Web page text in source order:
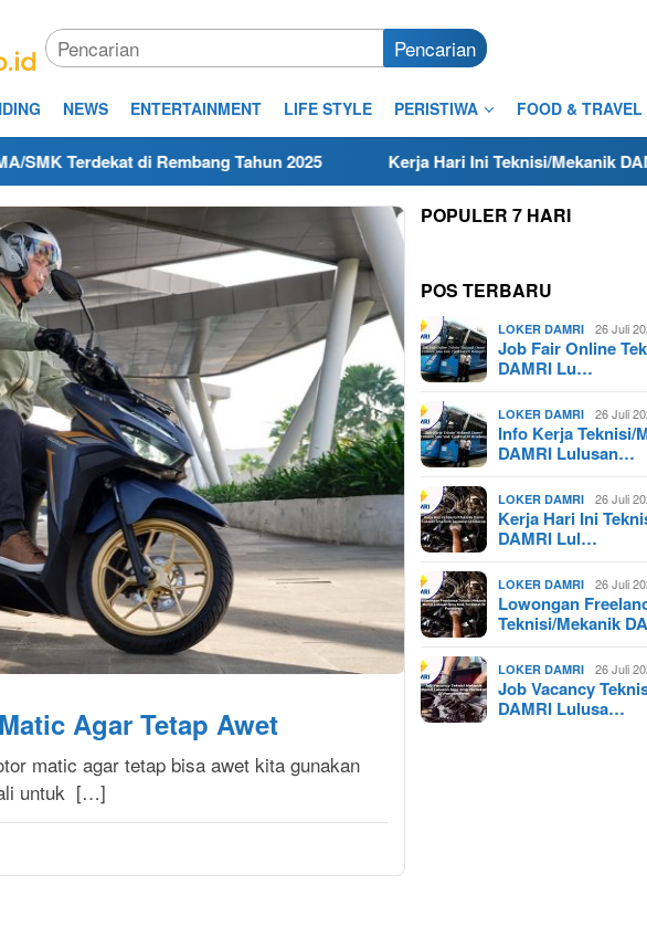
Pencarian
NEWS ENTERTAINMENT LIFE STYLE PERISTIWA FOOD & TRAVEL
di Rembang Tahun 2025 Kerja Hari Ini Teknisi/Mekanik DAMRI
Agar Tetap Awet
matic agar tetap bisa awet kita gunakan
untuk […]
POPULER 7 HARI
POS TERBARU
LOKER DAMRI 26 Juli
Job Fair Online
DAMRI Lu…
LOKER DAMRI 26 Juli
Info Kerja Teknisi/
DAMRI Lulusan…
LOKER DAMRI 26 Juli
Kerja Hari Ini
DAMRI Lul…
LOKER DAMRI 26 Juli
Lowongan
Teknisi/Mekanik
LOKER DAMRI 26 Juli
Job Vacancy
DAMRI Lulusa…